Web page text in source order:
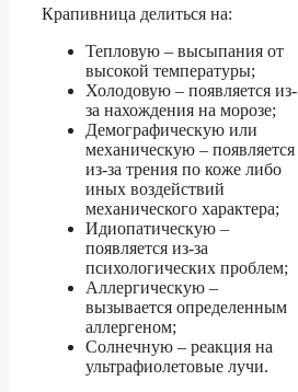
Крапивница делиться на:
Тепловую – высыпания от
высокой температуры;
Холодовую – появляется из-
за нахождения на морозе;
Демографическую или
механическую – появляется
из-за трения по коже либо
иных воздействий
механического характера;
Идиопатическую –
появляется из-за
психологических проблем;
Аллергическую –
вызывается определенным
аллергеном;
Солнечную – реакция на
ультрафиолетовые лучи.